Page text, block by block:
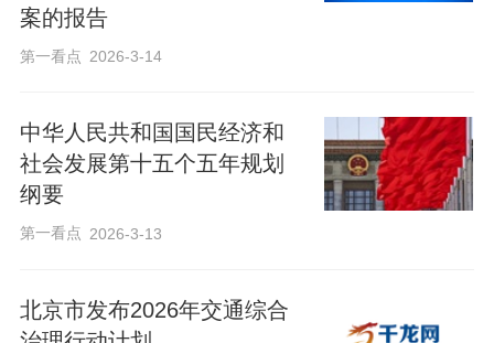
案的报告
第一看点 2026-3-14
中华人民共和国国民经济和
社会发展第十五个五年规划
纲要
第一看点 2026-3-13
北京市发布2026年交通综合